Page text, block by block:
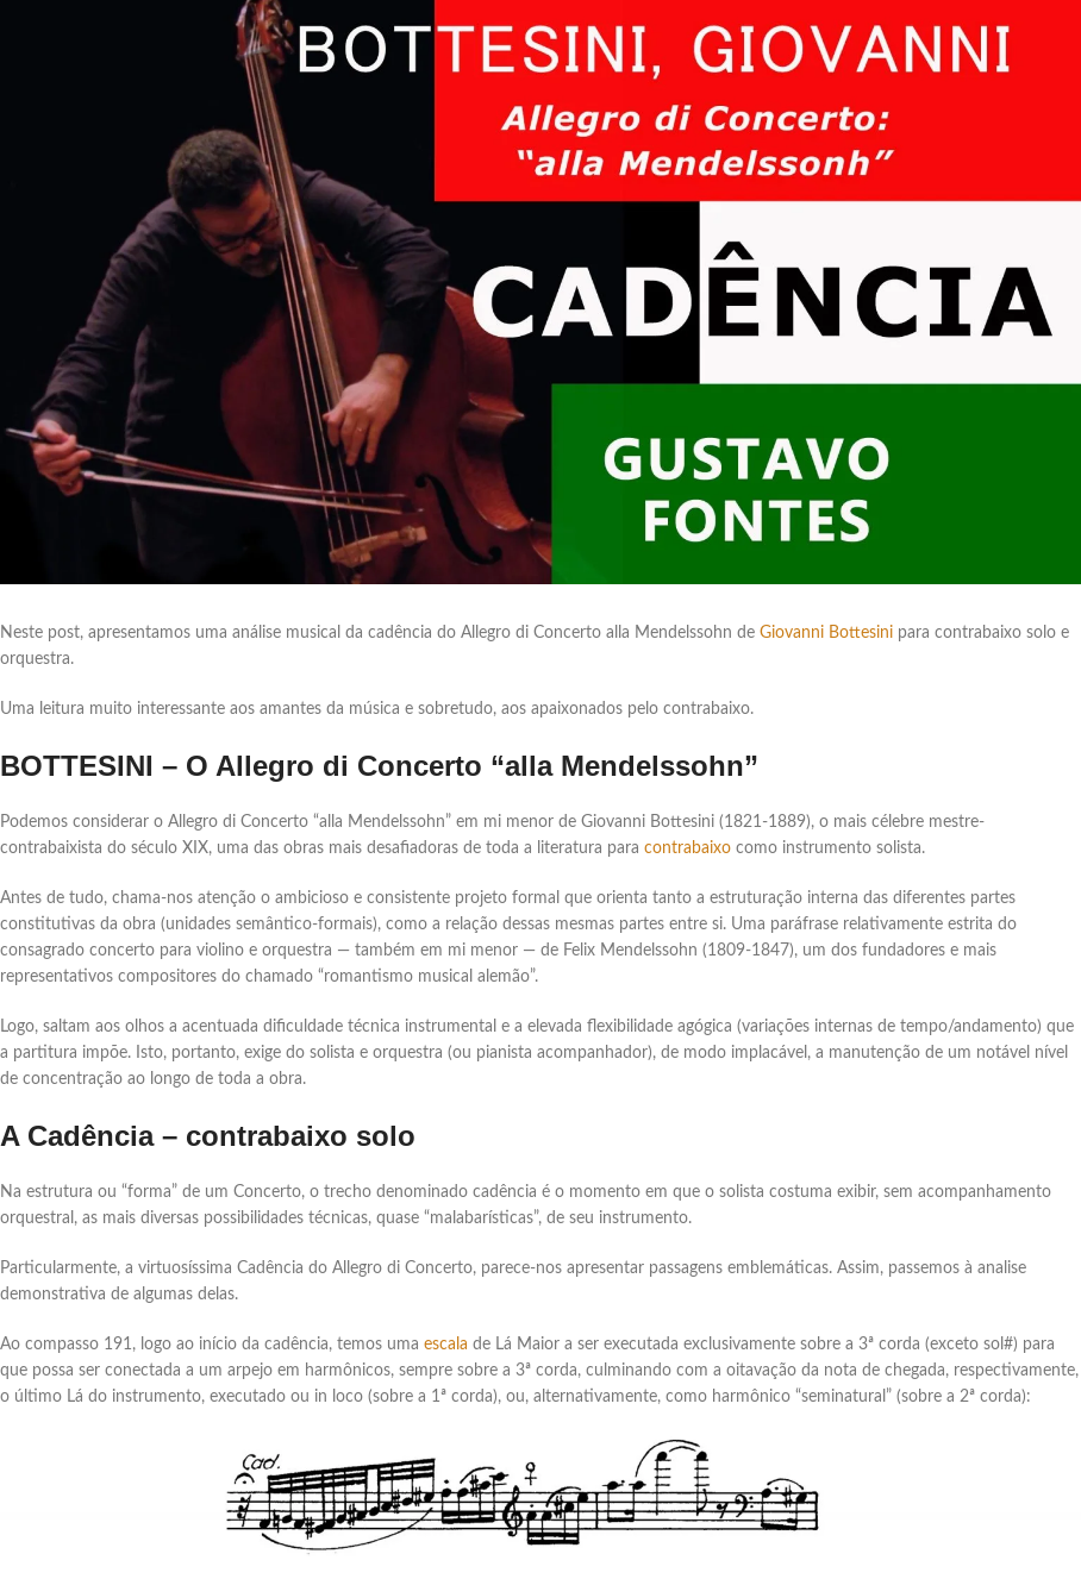
Neste post, apresentamos uma análise musical da cadência do Allegro di Concerto alla Mendelssohn de Giovanni Bottesini para contrabaixo solo e
orquestra.
Uma leitura muito interessante aos amantes da música e sobretudo, aos apaixonados pelo contrabaixo.
BOTTESINI – O Allegro di Concerto “alla Mendelssohn”
Podemos considerar o Allegro di Concerto “alla Mendelssohn” em mi menor de Giovanni Bottesini (1821-1889), o mais célebre mestre-
contrabaixista do século XIX, uma das obras mais desafiadoras de toda a literatura para contrabaixo como instrumento solista.
Antes de tudo, chama-nos atenção o ambicioso e consistente projeto formal que orienta tanto a estruturação interna das diferentes partes
constitutivas da obra (unidades semântico-formais), como a relação dessas mesmas partes entre si. Uma paráfrase relativamente estrita do
consagrado concerto para violino e orquestra ― também em mi menor ― de Felix Mendelssohn (1809-1847), um dos fundadores e mais
representativos compositores do chamado “romantismo musical alemão”.
Logo, saltam aos olhos a acentuada dificuldade técnica instrumental e a elevada flexibilidade agógica (variações internas de tempo/andamento) que
a partitura impõe. Isto, portanto, exige do solista e orquestra (ou pianista acompanhador), de modo implacável, a manutenção de um notável nível
de concentração ao longo de toda a obra.
A Cadência – contrabaixo solo
Na estrutura ou “forma” de um Concerto, o trecho denominado cadência é o momento em que o solista costuma exibir, sem acompanhamento
orquestral, as mais diversas possibilidades técnicas, quase “malabarísticas”, de seu instrumento.
Particularmente, a virtuosíssima Cadência do Allegro di Concerto, parece-nos apresentar passagens emblemáticas. Assim, passemos à analise
demonstrativa de algumas delas.
Ao compasso 191, logo ao início da cadência, temos uma escala de Lá Maior a ser executada exclusivamente sobre a 3ª corda (exceto sol#) para
que possa ser conectada a um arpejo em harmônicos, sempre sobre a 3ª corda, culminando com a oitavação da nota de chegada, respectivamente,
o último Lá do instrumento, executado ou in loco (sobre a 1ª corda), ou, alternativamente, como harmônico “seminatural” (sobre a 2ª corda):